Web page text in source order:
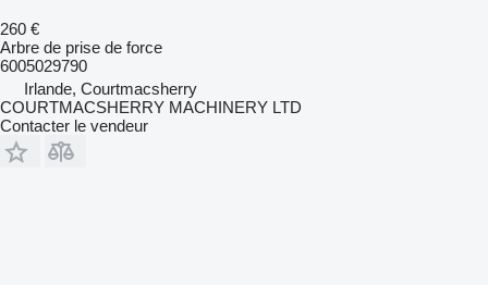
260 €
Arbre de prise de force
6005029790
Irlande, Courtmacsherry
COURTMACSHERRY MACHINERY LTD
Contacter le vendeur